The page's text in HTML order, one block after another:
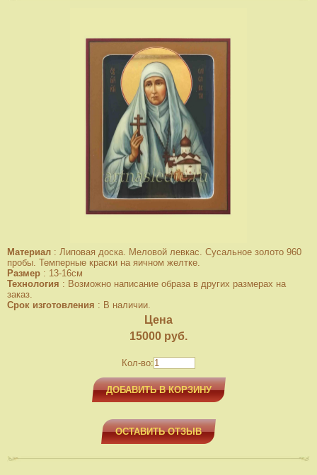
Материал : Липовая доска. Меловой левкас. Сусальное золото 960
пробы. Темперные краски на яичном желтке.
Размер : 13-16см
Технология : Возможно написание образа в других размерах на
заказ.
Срок изготовления : В наличии.
Цена
15000 руб.
Кол-во:
ДОБАВИТЬ В КОРЗИНУ
ОСТАВИТЬ ОТЗЫВ